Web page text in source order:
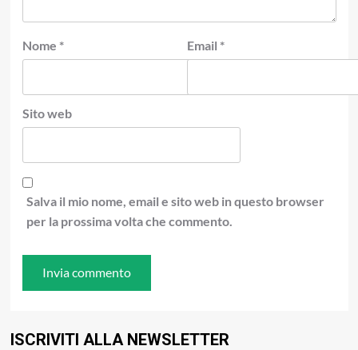
Nome * Email *
Sito web
Salva il mio nome, email e sito web in questo browser
per la prossima volta che commento.
ISCRIVITI ALLA NEWSLETTER